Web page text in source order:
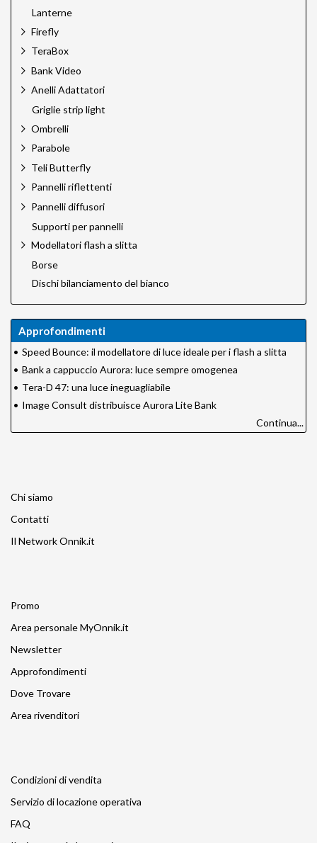
Lanterne
Firefly
TeraBox
Bank Video
Anelli Adattatori
Griglie strip light
Ombrelli
Parabole
Teli Butterfly
Pannelli riflettenti
Pannelli diffusori
Supporti per pannelli
Modellatori flash a slitta
Borse
Dischi bilanciamento del bianco
Approfondimenti
• Speed Bounce: il modellatore di luce ideale per i flash a slitta
• Bank a cappuccio Aurora: luce sempre omogenea
• Tera-D 47: una luce ineguagliabile
• Image Consult distribuisce Aurora Lite Bank
Continua...
Chi siamo
Contatti
Il Network Onnik.it
Promo
Area personale MyOnnik.it
Newsletter
Approfondimenti
Dove Trovare
Area rivenditori
Condizioni di vendita
Servizio di locazione operativa
FAQ